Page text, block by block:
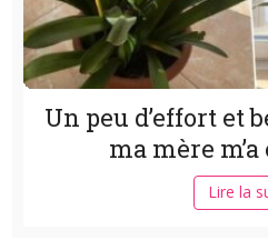
Un peu d’effort et
ma mère
Lire la